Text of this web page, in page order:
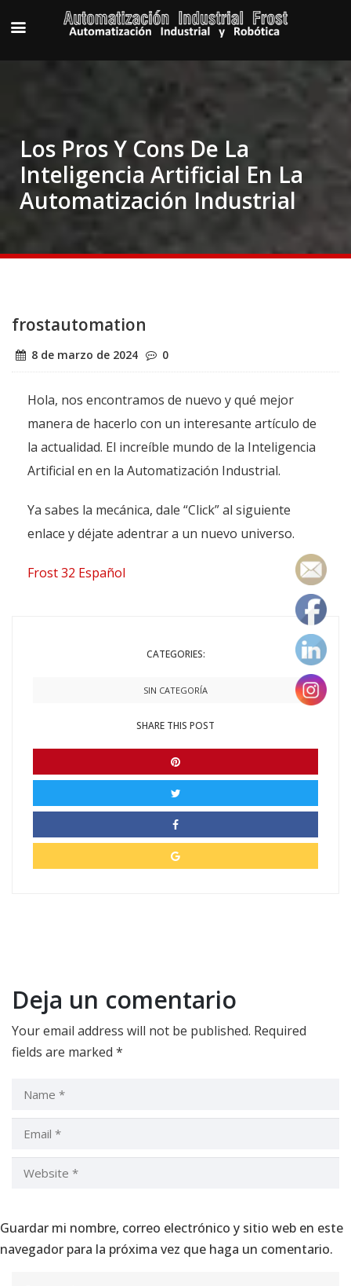
Los Pros Y Cons De La
Inteligencia Artificial En La
Automatización Industrial
frostautomation
8 de marzo de 2024 0
Hola, nos encontramos de nuevo y qué mejor
manera de hacerlo con un interesante artículo de
la actualidad. El increíble mundo de la Inteligencia
Artificial en en la Automatización Industrial.
Ya sabes la mecánica, dale “Click” al siguiente
enlace y déjate adentrar a un nuevo universo.
Frost 32 Español
CATEGORIES:
SIN CATEGORÍA
SHARE THIS POST
Deja un comentario
Your email address will not be published. Required
fields are marked *
Guardar mi nombre, correo electrónico y sitio web en este
navegador para la próxima vez que haga un comentario.